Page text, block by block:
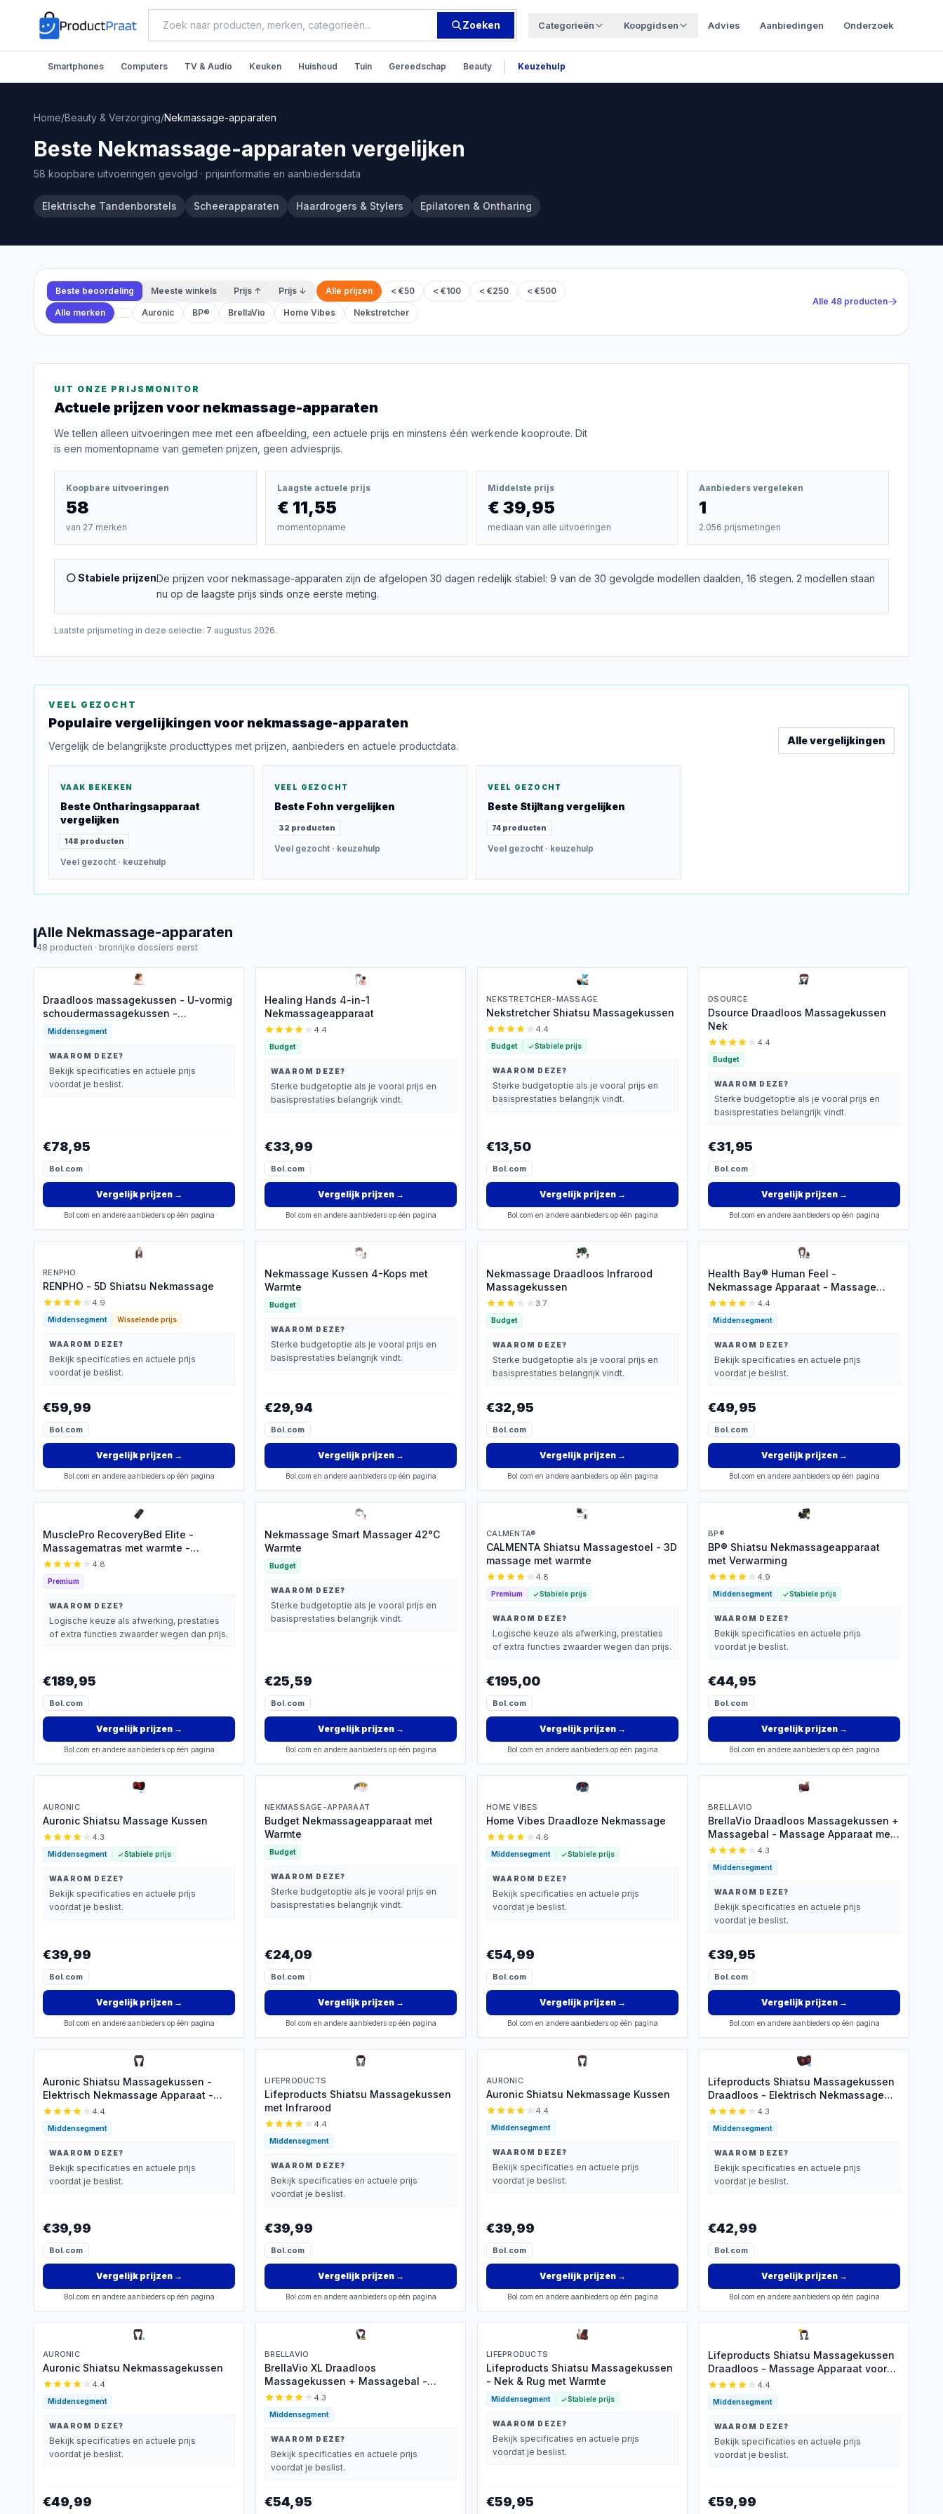
Zoeken Categorieën Koopgidsen Advies Aanbiedingen Onderzoek
Smartphones Computers TV & Audio Keuken Huishoud Tuin Gereedschap Beauty Keuzehulp
Home/Beauty & Verzorging/Nekmassage-apparaten
Beste Nekmassage-apparaten vergelijken
58 koopbare uitvoeringen gevolgd · prijsinformatie en aanbiedersdata
Elektrische Tandenborstels Scheerapparaten Haardrogers & Stylers Epilatoren & Ontharing
Beste beoordeling Meeste winkels Prijs ↑ Prijs ↓ Alle prijzen < €50 < €100 < €250 < €500
Alle merken Auronic BP® BrellaVio Home Vibes Nekstretcher
Alle 48 producten
UIT ONZE PRIJSMONITOR
Actuele prijzen voor nekmassage-apparaten
We tellen alleen uitvoeringen mee met een afbeelding, een actuele prijs en minstens één werkende kooproute. Dit
is een momentopname van gemeten prijzen, geen adviesprijs.
Koopbare uitvoeringen
58
van 27 merken
Laagste actuele prijs
€ 11,55
momentopname
Middelste prijs
€ 39,95
mediaan van alle uitvoeringen
Aanbieders vergeleken
1
2.056 prijsmetingen
⚪ Stabiele prijzenDe prijzen voor nekmassage-apparaten zijn de afgelopen 30 dagen redelijk stabiel: 9 van de 30 gevolgde modellen daalden, 16 stegen. 2 modellen staan
nu op de laagste prijs sinds onze eerste meting.
Laatste prijsmeting in deze selectie: 7 augustus 2026.
VEEL GEZOCHT
Populaire vergelijkingen voor nekmassage-apparaten
Vergelijk de belangrijkste producttypes met prijzen, aanbieders en actuele productdata. Alle vergelijkingen
VAAK BEKEKEN
Beste Ontharingsapparaat
vergelijken
148 producten
Veel gezocht · keuzehulp
VEEL GEZOCHT
Beste Fohn vergelijken
32 producten
Veel gezocht· keuzehulp
VEEL GEZOCHT
Beste Stijltang vergelijken
74 producten
Veel gezocht · keuzehulp
Alle Nekmassage-apparaten
48 producten · bronrijke dossiers eerst
Draadloos massagekussen - U-vormig
schoudermassagekussen -
Nekmassagekussen - Nekkussen -
Rolkussen - Reiskussen - Oplaadbaar
- Nekmassagekussen
Middensegment
WAAROM DEZE?
Bekijk specificaties en actuele prijs
voordat je beslist.
€78,95
Bol.com
Vergelijk prijzen→
Bol.com en andere aanbieders op één pagina
Healing Hands 4-in-1
Nekmassageapparaat
4.4
Budget
WAAROM DEZE?
Sterke budgetoptie als je vooral prijs en
basisprestaties belangrijk vindt.
€33,99
Bol.com
Vergelijk prijzen→
Bol.com en andere aanbieders op één pagina
NEKSTRETCHER-MASSAGE
Nekstretcher Shiatsu Massagekussen
4.4
Budget Stabiele prijs
WAAROM DEZE?
Sterke budgetoptie als je vooral prijs en
basisprestaties belangrijk vindt.
€13,50
Bol.com
Vergelijk prijzen→
Bol.com en andere aanbieders op één pagina
DSOURCE
Dsource Draadloos Massagekussen
Nek
4.4
Budget
WAAROM DEZE?
Sterke budgetoptie als je vooral prijs en
basisprestaties belangrijk vindt.
€31,95
Bol.com
Vergelijk prijzen→
Bol.com en andere aanbieders op één pagina
RENPHO
RENPHO - 5D Shiatsu Nekmassage
4.9
Middensegment Wisselende prijs
WAAROM DEZE?
Bekijk specificaties en actuele prijs
voordat je beslist.
€59,99
Bol.com
Vergelijk prijzen→
Bol.com en andere aanbieders op één pagina
Nekmassage Kussen 4-Kops met
Warmte
Budget
WAAROM DEZE?
Sterke budgetoptie als je vooral prijs en
basisprestaties belangrijk vindt.
€29,94
Bol.com
Vergelijk prijzen→
Bol.com en andere aanbieders op één pagina
Nekmassage Draadloos Infrarood
Massagekussen
3.7
Budget
WAAROM DEZE?
Sterke budgetoptie als je vooral prijs en
basisprestaties belangrijk vindt.
€32,95
Bol.com
Vergelijk prijzen→
Bol.com en andere aanbieders op één pagina
Health Bay® Human Feel -
Nekmassage Apparaat - Massage
Apparaat voor Nek en Schouder -
Shiatsu Massagekussen Draadloos -
Jouw Persoonlijke Masseur voor Thuis
4.4
Middensegment
WAAROM DEZE?
Bekijk specificaties en actuele prijs
voordat je beslist.
€49,95
Bol.com
Vergelijk prijzen→
Bol.com en andere aanbieders op één pagina
MusclePro RecoveryBed Elite -
Massagematras met warmte -
luchtcompressie massage - Massage
Rugmassage en Nekmassage
apparaat - Massagekussen - Zwart
4.8
Premium
WAAROM DEZE?
Logische keuze als afwerking, prestaties
of extra functies zwaarder wegen dan prijs.
€189,95
Bol.com
Vergelijk prijzen→
Bol.com en andere aanbieders op één pagina
Nekmassage Smart Massager 42°C
Warmte
Budget
WAAROM DEZE?
Sterke budgetoptie als je vooral prijs en
basisprestaties belangrijk vindt.
€25,59
Bol.com
Vergelijk prijzen→
Bol.com en andere aanbieders op één pagina
CALMENTA®
CALMENTA Shiatsu Massagestoel - 3D
massage met warmte
4.8
Premium Stabiele prijs
WAAROM DEZE?
Logische keuze als afwerking, prestaties
of extra functies zwaarder wegen dan prijs.
€195,00
Bol.com
Vergelijk prijzen→
Bol.com en andere aanbieders op één pagina
BP®
BP® Shiatsu Nekmassageapparaat
met Verwarming
4.9
Middensegment Stabiele prijs
WAAROM DEZE?
Bekijk specificaties en actuele prijs
voordat je beslist.
€44,95
Bol.com
Vergelijk prijzen→
Bol.com en andere aanbieders op één pagina
AURONIC
Auronic Shiatsu Massage Kussen
4.3
Middensegment Stabiele prijs
WAAROM DEZE?
Bekijk specificaties en actuele prijs
voordat je beslist.
€39,99
Bol.com
Vergelijk prijzen→
Bol.com en andere aanbieders op één pagina
NEKMASSAGE-APPARAAT
Budget Nekmassageapparaat met
Warmte
Budget
WAAROM DEZE?
Sterke budgetoptie als je vooral prijs en
basisprestaties belangrijk vindt.
€24,09
Bol.com
Vergelijk prijzen→
Bol.com en andere aanbieders op één pagina
HOME VIBES
Home Vibes Draadloze Nekmassage
4.6
Middensegment Stabiele prijs
WAAROM DEZE?
Bekijk specificaties en actuele prijs
voordat je beslist.
€54,99
Bol.com
Vergelijk prijzen→
Bol.com en andere aanbieders op één pagina
BRELLAVIO
BrellaVio Draadloos Massagekussen +
Massagebal - Massage Apparaat met
Infrarood Warmte - Verstelbare
Stoelbevestiging - Elektrisch
Nekmassage Apparaat voor Nek -
Schouder - Rug - Voeten - Shiatsu
4.3
Middensegment
WAAROM DEZE?
Bekijk specificaties en actuele prijs
voordat je beslist.
€39,95
Bol.com
Vergelijk prijzen→
Bol.com en andere aanbieders op één pagina
Auronic Shiatsu Massagekussen -
Elektrisch Nekmassage Apparaat -
Infrarood Warmtefunctie - Nek en
Schouder Massage apparaat -
Massage Apparaten - Zwart
4.4
Middensegment
WAAROM DEZE?
Bekijk specificaties en actuele prijs
voordat je beslist.
€39,99
Bol.com
Vergelijk prijzen→
Bol.com en andere aanbieders op één pagina
LIFEPRODUCTS
Lifeproducts Shiatsu Massagekussen
met Infrarood
4.4
Middensegment
WAAROM DEZE?
Bekijk specificaties en actuele prijs
voordat je beslist.
€39,99
Bol.com
Vergelijk prijzen→
Bol.com en andere aanbieders op één pagina
AURONIC
Auronic Shiatsu Nekmassage Kussen
4.4
Middensegment
WAAROM DEZE?
Bekijk specificaties en actuele prijs
voordat je beslist.
€39,99
Bol.com
Vergelijk prijzen→
Bol.com en andere aanbieders op één pagina
Lifeproducts Shiatsu Massagekussen
Draadloos - Elektrisch Nekmassage
Apparaat - Massage Apparaten - Nek
en Schouder Massage Apparaat -
Massageapparaten met Infrarood
Verwarming
4.3
Middensegment
WAAROM DEZE?
Bekijk specificaties en actuele prijs
voordat je beslist.
€42,99
Bol.com
Vergelijk prijzen→
Bol.com en andere aanbieders op één pagina
AURONIC
Auronic Shiatsu Nekmassagekussen
4.4
Middensegment
WAAROM DEZE?
Bekijk specificaties en actuele prijs
voordat je beslist.
€49,99
BRELLAVIO
BrellaVio XL Draadloos
Massagekussen + Massagebal -
Massage Apparaat met Infrarood
Warmte - Rugsluiting voor Handsfree
Gebruik - Elektrisch Nekmassage
Apparaat voor Nek - Schouder - Rug -
4.3
Middensegment
WAAROM DEZE?
Bekijk specificaties en actuele prijs
voordat je beslist.
€54,95
LIFEPRODUCTS
Lifeproducts Shiatsu Massagekussen
- Nek & Rug met Warmte
Middensegment Stabiele prijs
WAAROM DEZE?
Bekijk specificaties en actuele prijs
voordat je beslist.
€59,95
Lifeproducts Shiatsu Massagekussen
Draadloos - Massage Apparaat voor
Nek en Schouder - Elektrisch
Nekmassage Apparaat - Massage
Apparaten - Massageapparaten met
Infrarood Verwarming - Met Carrybag
4.4
Middensegment
WAAROM DEZE?
Bekijk specificaties en actuele prijs
voordat je beslist.
€59,99